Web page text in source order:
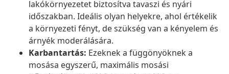
lakókörnyezetet biztosítva tavaszi és nyári
időszakban. Ideális olyan helyekre, ahol értékelik
a környezeti fényt, de szükség van a kényelem és
árnyék moderálására.
Karbantartás: Ezeknek a függönyöknek a
mosása egyszerű, maximális mosási